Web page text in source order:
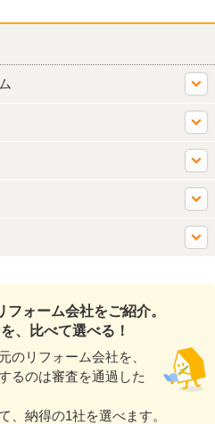
ォーム会社をご紹介。
、比べて選べる！
のリフォーム会社を、
るのは審査を通過した
、納得の1社を選べます。